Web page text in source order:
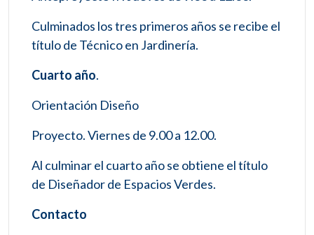
Culminados los tres primeros años se recibe el
título de Técnico en Jardinería.
Cuarto año.
Orientación Diseño
Proyecto. Viernes de 9.00 a 12.00.
Al culminar el cuarto año se obtiene el título
de Diseñador de Espacios Verdes.
Contacto